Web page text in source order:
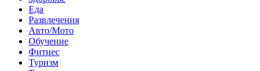
Еда
Развлечения
Авто/Мото
Обучение
Фитнес
Туризм